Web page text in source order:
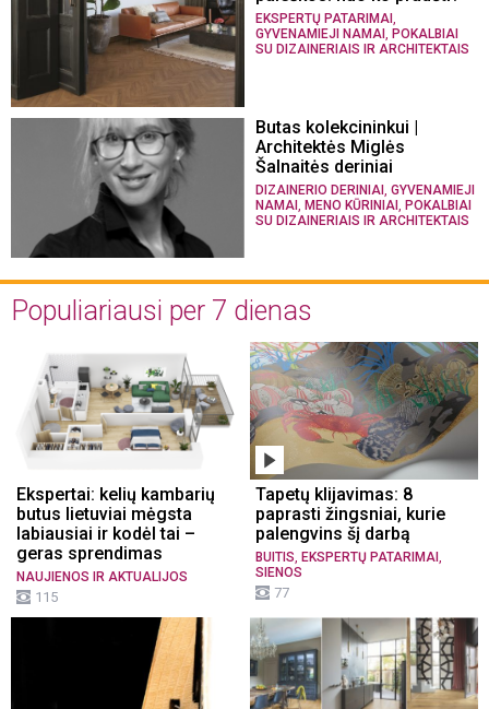
EKSPERTŲ PATARIMAI ,
GYVENAMIEJI NAMAI , POKALBIAI
SU DIZAINERIAIS IR ARCHITEKTAIS
Butas kolekcininkui |
Architektės Miglės
Šalnaitės deriniai
DIZAINERIO DERINIAI GYVENAMIEJI
NAMAI MENO KŪRINIAI POKALBIAI
SU DIZAINERIAIS IR ARCHITEKTAIS
Populiariausi per 7 dienas
Ekspertai: kelių kambarių
butus lietuviai mėgsta
labiausiai ir kodėl tai –
geras sprendimas
NAUJIENOS IR AKTUALIJOS
115
Tapetų klijavimas: 8
paprasti žingsniai, kurie
palengvins šį darbą
BUITIS EKSPERTŲ PATARIMAI
SIENOS
77